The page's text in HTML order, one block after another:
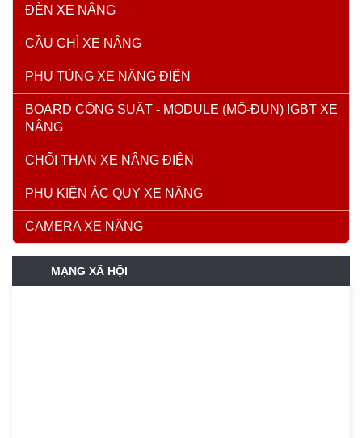
ĐÈN XE NÂNG
CẦU CHÌ XE NÂNG
PHỤ TÙNG XE NÂNG ĐIỆN
BOARD CÔNG SUẤT - MODULE (MÔ-ĐUN) IGBT XE
NÂNG
CHỔI THAN XE NÂNG ĐIỆN
PHỤ KIỆN ẮC QUY XE NÂNG
CAMERA XE NÂNG
MẠNG XÃ HỘI